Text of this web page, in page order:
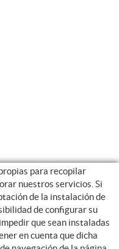
para recopilar
nuestros servicios. Si
de la instalación de
de configurar su
que sean instaladas
en cuenta que dicha